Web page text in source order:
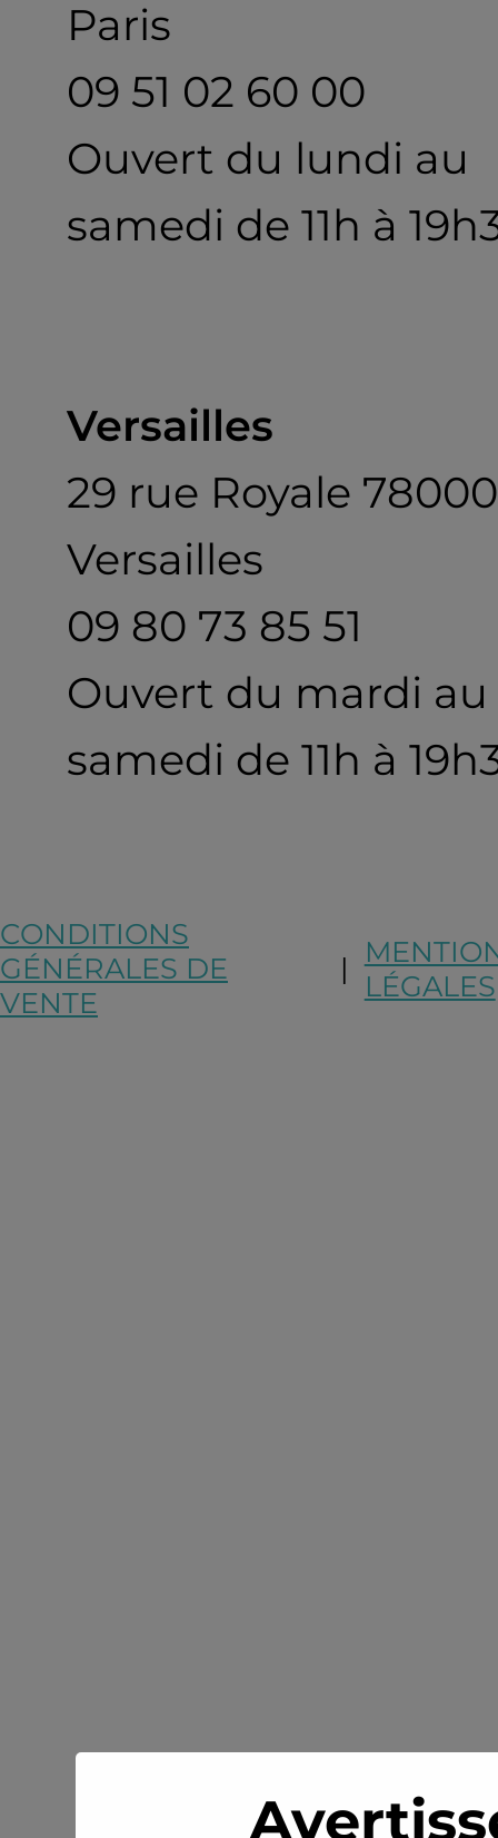
Paris
09 51 02 60 00
Ouvert du lundi au
samedi de 11h à
Versailles
29 rue Royale 78000
Versailles
09 80 73 85 51
Ouvert du mardi au
samedi de 11h à
CONDITIONS
GÉNÉRALES DE
VENTE
|LÉGALES